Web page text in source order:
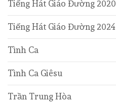
Tiếng Hát Giáo Đường 2020
Tiếng Hát Giáo Đường 2024
Tình Ca
Tình Ca Giêsu
Trần Trung Hòa